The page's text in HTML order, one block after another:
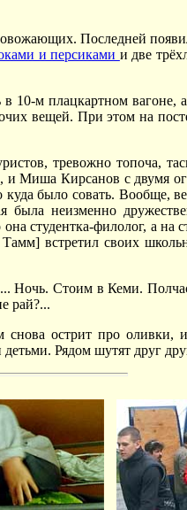
Последней
и персиками и две
10-м плацкартном вагоне,
вещей. При этом на
тревожно топоча,
Кирсанов с двумя
было совать. Вообще,
неизменно
студентка-филолог, а на
встретил своих
Стоим в Кеми.
рай?...
острит про оливки,
детьми. Рядом шутят друг